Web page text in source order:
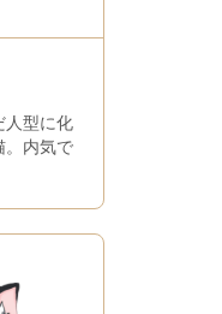
人型に化
。内気で